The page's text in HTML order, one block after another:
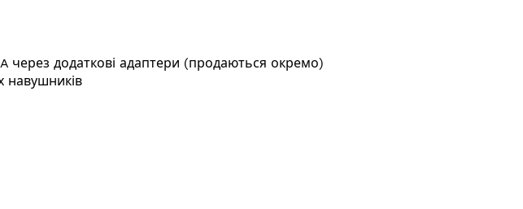
через додаткові адаптери (продаються окремо)
навушників